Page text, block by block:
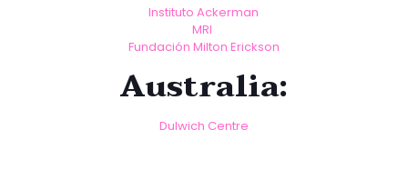
Instituto Ackerman
MRI
Fundación Milton Erickson
Australia:
Dulwich Centre